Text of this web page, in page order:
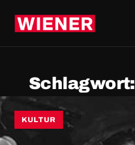
Schlagwort:
KULTUR